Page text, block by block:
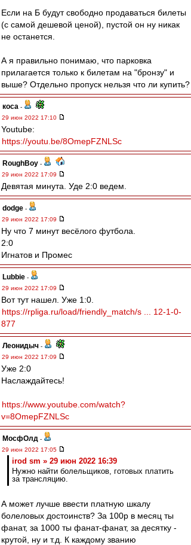
Если на Б будут свободно продаваться билеты
(с самой дешевой ценой), пустой он ну никак
не останется.
А я правильно понимаю, что парковка
прилагается только к билетам на "бронзу" и
выше? Отдельно пропуск нельзя что ли купить?
коса -
29 июн 2022 17:10
Youtube:
https://youtu.be/8OmepFZNLSc
RoughBoy -
29 июн 2022 17:09
Девятая минута. Уде 2:0 ведем.
dodge -
29 июн 2022 17:09
Ну что 7 минут весёлого футбола.
2:0
Игнатов и Промес
Lubbie -
29 июн 2022 17:09
Вот тут нашел. Уже 1:0.
https://rpliga.ru/load/friendly_match/s ... 12-1-0-
877
Леонидыч -
29 июн 2022 17:09
Уже 2:0
Наслаждайтесь!
https://www.youtube.com/watch?
v=8OmepFZNLSc
МосфОлд -
29 июн 2022 17:05
irod sm » 29 июн 2022 16:39
Нужно найти болельщиков, готовых платить
за трансляцию.
А может лучше ввести платную шкалу
болеловых достоинств? За 100р в месяц ты
фанат, за 1000 ты фанат-фанат, за десятку -
крутой, ну и т.д. К каждому званию